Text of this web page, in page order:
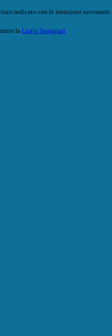
indicato con le istruzioni necessarie.
la Login Spaggiari